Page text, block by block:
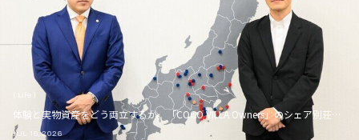
体験と実物資産をどう両立するか。「COCO VILLA Owners」のシェア別荘とい
JUL. 16, 2026